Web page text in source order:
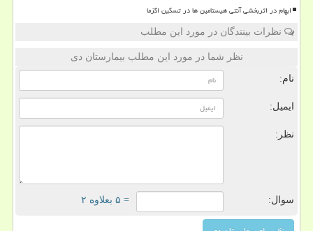
ابهام در اثربخشی آنتی هیستامین ها در تسکین اگزما
نظرات بینندگان در مورد این مطلب
نظر شما در مورد این مطلب بیمارستان دی
نام:
ایمیل:
نظر:
سوال: = ۵ بعلاوه ۲